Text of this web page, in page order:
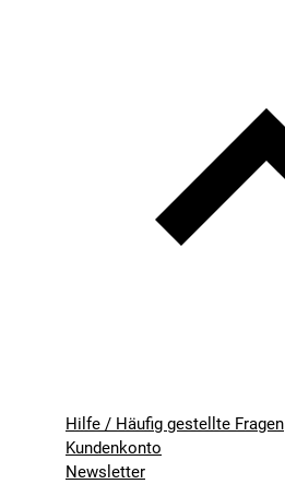
Hilfe / Häufig gestellte Fragen
Kundenkonto
Newsletter